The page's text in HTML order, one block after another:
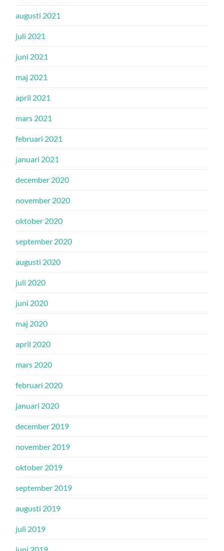
augusti 2021
juli 2021
juni 2021
maj 2021
april 2021
mars 2021
februari 2021
januari 2021
december 2020
november 2020
oktober 2020
september 2020
augusti 2020
juli 2020
juni 2020
maj 2020
april 2020
mars 2020
februari 2020
januari 2020
december 2019
november 2019
oktober 2019
september 2019
augusti 2019
juli 2019